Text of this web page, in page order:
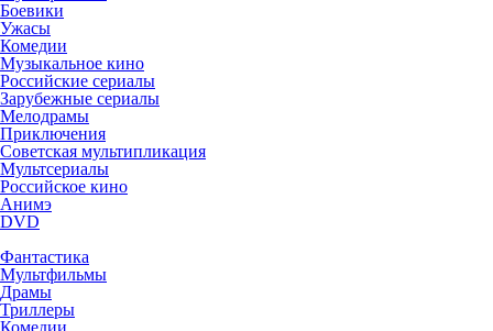
Боевики
Ужасы
Комедии
Музыкальное кино
Российские сериалы
Зарубежные сериалы
Мелодрамы
Приключения
Советская мультипликация
Мультсериалы
Российское кино
Анимэ
DVD
Фантастика
Мультфильмы
Драмы
Триллеры
Комедии